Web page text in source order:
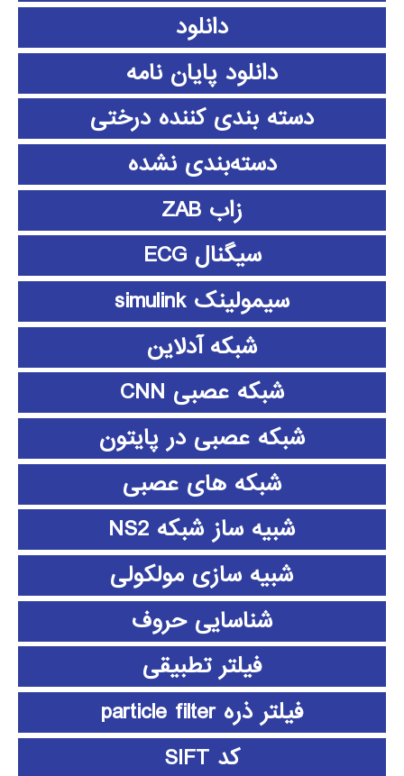
دانلود
دانلود پايان نامه
دسته بندی کننده درختی
دسته‌بندی نشده
زاب ZAB
سیگنال ECG
سیمولینک simulink
شبکه آدلاین
شبکه عصبی CNN
شبکه عصبی در پایتون
شبکه های عصبی
شبیه ساز شبکه NS2
شبیه سازی مولکولی
شناسایی حروف
فیلتر تطبیقی
فیلتر ذره particle filter
کد SIFT